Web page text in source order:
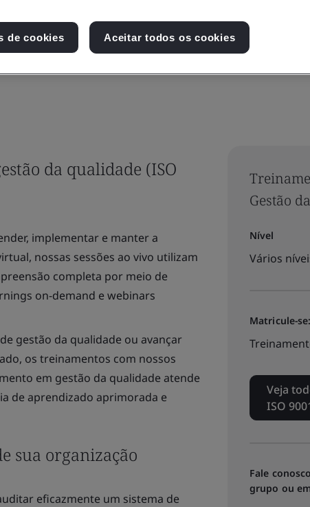
e obtenha certificações, como a competência
Gestão
Nível
Vários
Matricule-se:
Veja
ISO
Fale
grupo ou
da qualidade (ISO
implementar e manter a
nossas sessões ao vivo utilizam
completa por meio de
on-demand e webinars
gestão da qualidade ou avançar
os treinamentos com nossos
em gestão da qualidade atende
de aprendizado aprimorada e
sua organização
eficazmente um sistema de
de cookies Aceitar todos os cookies